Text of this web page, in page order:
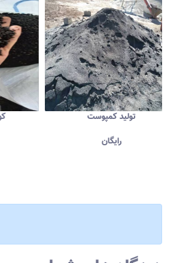
تولید کمپوست
رایگان